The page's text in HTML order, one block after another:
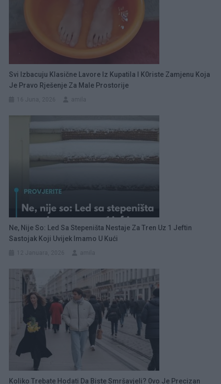
Svi Izbacuju Klasične Lavore Iz Kupatila I K0riste Zamjenu Koja
Je Pravo Rješenje Za Male Prostorije
Ne, Nije So: Led Sa Stepeništa Nestaje Za Tren Uz 1 Jeftin
Sastojak Koji Uvijek Imamo U Kući
Koliko Trebate Hodati Da Biste Smršavjeli? 0vo Je Precizan